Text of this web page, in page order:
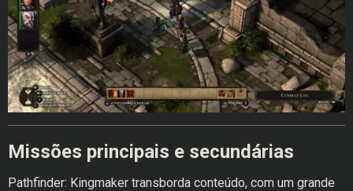
Missões principais e secundárias
Pathfinder: Kingmaker transborda conteúdo, com um grande